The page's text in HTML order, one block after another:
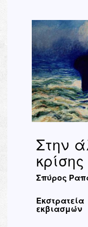
Στην
κρίσης
Σπύρος
εκβιασμών